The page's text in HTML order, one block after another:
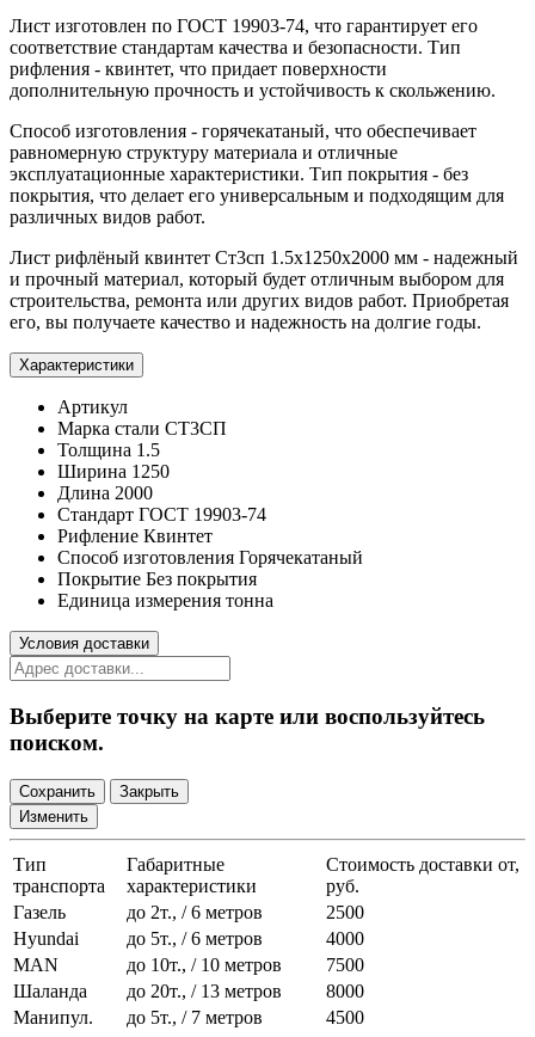
Лист изготовлен по ГОСТ 19903-74, что гарантирует его
соответствие стандартам качества и безопасности. Тип
рифления - квинтет, что придает поверхности
дополнительную прочность и устойчивость к скольжению.
Способ изготовления - горячекатаный, что обеспечивает
равномерную структуру материала и отличные
эксплуатационные характеристики. Тип покрытия - без
покрытия, что делает его универсальным и подходящим для
различных видов работ.
Лист рифлёный квинтет Ст3сп 1.5х1250х2000 мм - надежный
и прочный материал, который будет отличным выбором для
строительства, ремонта или других видов работ. Приобретая
его, вы получаете качество и надежность на долгие годы.
Характеристики
Артикул
Марка стали СТ3СП
Толщина 1.5
Ширина 1250
Длина 2000
Стандарт ГОСТ 19903-74
Рифление Квинтет
Способ изготовления Горячекатаный
Покрытие Без покрытия
Единица измерения тонна
Условия доставки
Выберите точку на карте или воспользуйтесь
поиском.
Сохранить
Закрыть
Изменить
Тип
транспорта
Габаритные
характеристики
Стоимость доставки от,
руб.
Газель
до 2т., / 6 метров
2500
Hyundai
до 5т., / 6 метров
4000
MAN
до 10т., / 10 метров
7500
Шаланда
до 20т., / 13 метров
8000
Манипул.
до 5т., / 7 метров
4500